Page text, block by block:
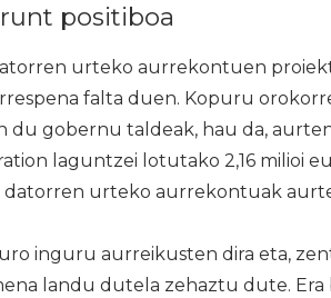
positiboa
urteko aurrekontuen
falta duen. Kopuru
gobernu taldeak, hau da,
laguntzei lotutako 2,16 milioi
urteko aurrekontuak
inguru aurreikusten dira eta,
landu dutela zehaztu dute.